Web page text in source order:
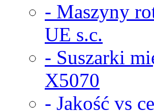
- Maszyny
UE s.c.
- Suszarki
X5070
- Jakość vs